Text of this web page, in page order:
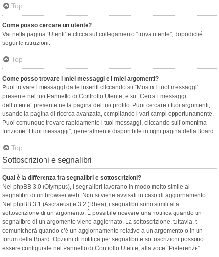
Top
Come posso cercare un utente?
Vai nella pagina “Utenti” e clicca sul collegamento “trova utente”, dopodiché
segui le istruzioni.
Top
Come posso trovare i miei messaggi e i miei argomenti?
Puoi trovare i messaggi da te inseriti cliccando su “Mostra i tuoi messaggi”
presente nel tuo Pannello di Controllo Utente, e su “Cerca i messaggi
dell’utente” presente nella pagina del tuo profilo. Puoi cercare i tuoi argomenti,
usando la pagina di ricerca avanzata, compilando i vari campi opportunamente.
Puoi comunque trovare rapidamente i tuoi messaggi, cliccando sull’omonima
funzione “I tuoi messaggi”, generalmente disponibile in ogni pagina della Board.
Top
Sottoscrizioni e segnalibri
Qual è la differenza fra segnalibri e sottoscrizioni?
Nel phpBB 3.0 (Olympus), i segnalibri lavorano in modo molto simile ai
segnalibri di un browser web. Non si viene avvisati in caso di aggiornamento.
Nel phpBB 3.1 (Ascraeus) e 3.2 (Rhea), i segnalibri sono simili alla
sottoscrizione di un argomento. È possibile ricevere una notifica quando un
segnalibro di un argomento viene aggiornato. La sottoscrizione, tuttavia, ti
comunicherà quando c’è un aggiornamento relativo a un argomento o in un
forum della Board. Opzioni di notifica per segnalibri e sottoscrizioni possono
essere configurate nel Pannello di Controllo Utente, alla voce “Preferenze”.